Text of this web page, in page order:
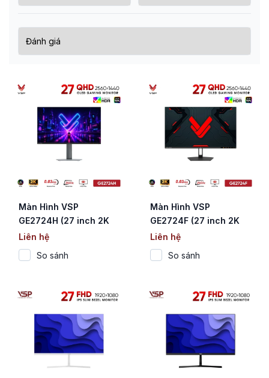
Màn Hình VSP
GE2724H (27 inch 2K
QHD / QD-OLED /
240Hz / 0.03ms)
Liên hệ
So sánh
Màn Hình VSP
GE2724F (27 inch 2K
QHD / QD-OLED /
240Hz / 0.03ms / HDR)
Liên hệ
So sánh